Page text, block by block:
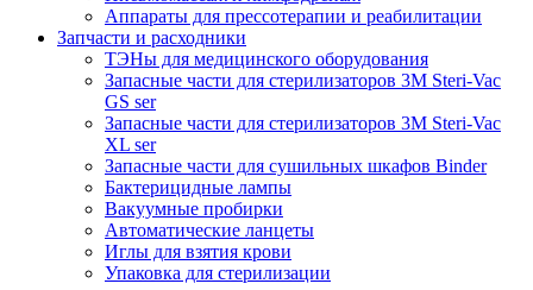
Аппараты для прессотерапии и реабилитации
Запчасти и расходники
ТЭНы для медицинского оборудования
Запасные части для стерилизаторов 3M Steri-Vac
GS ser
Запасные части для стерилизаторов 3М Steri-Vac
XL ser
Запасные части для сушильных шкафов Binder
Бактерицидные лампы
Вакуумные пробирки
Автоматические ланцеты
Иглы для взятия крови
Упаковка для стерилизации